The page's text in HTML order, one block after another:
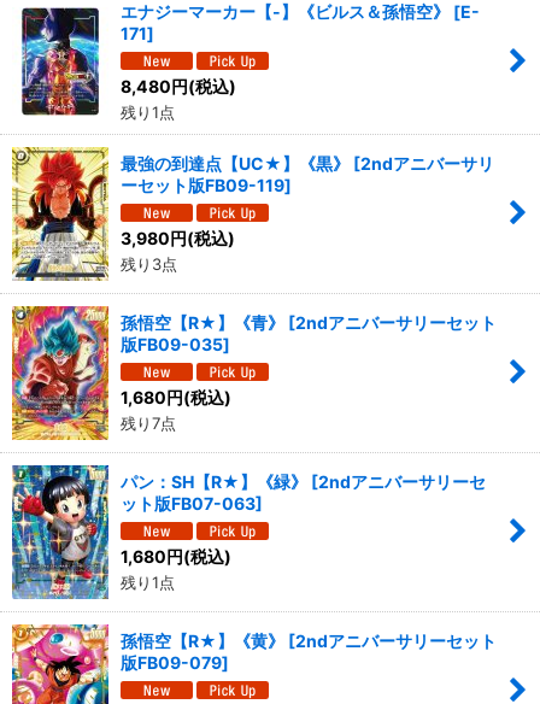
エナジーマーカー【-】《ビルス＆孫悟空》 [E-
171]
8,480円(税込)
残り1点
最強の到達点【UC★】《黒》 [2ndアニバーサリ
ーセット版FB09-119]
3,980円(税込)
残り3点
孫悟空【R★】《青》 [2ndアニバーサリーセット
版FB09-035]
1,680円(税込)
残り7点
パン：SH【R★】《緑》 [2ndアニバーサリーセ
ット版FB07-063]
1,680円(税込)
残り1点
孫悟空【R★】《黄》 [2ndアニバーサリーセット
版FB09-079]